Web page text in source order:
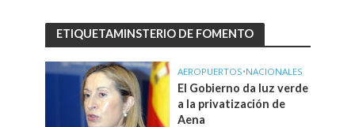
ETIQUETAMINSTERIO DE FOMENTO
AEROPUERTOS•NACIONALES
El Gobierno da luz verde
a la privatización de
Aena